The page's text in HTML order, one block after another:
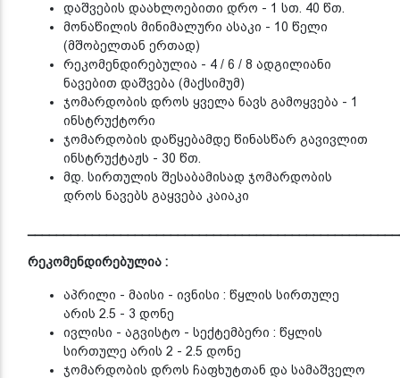
დაშვების დაახლოებითი დრო - 1 სთ. 40 წთ.
მონაწილის მინიმალური ასაკი - 10 წელი
(მშობელთან ერთად)
რეკომენდირებულია - 4 / 6 / 8 ადგილიანი
ნავებით დაშვება (მაქსიმუმ)
ჯომარდობის დროს ყველა ნავს გამოყვება - 1
ინსტრუქტორი
ჯომარდობის დაწყებამდე წინასწარ გავივლით
ინსტრუქტაჟს - 30 წთ.
მდ. სირთულის შესაბამისად ჯომარდობის
დროს ნავებს გაყვება კაიაკი
რეკომენდირებულია :
აპრილი - მაისი - ივნისი : წყლის სირთულე
არის 2.5 - 3 დონე
ივლისი - აგვისტო - სექტემბერი : წყლის
სირთულე არის 2 - 2.5 დონე
ჯომარდობის დროს ჩაფხუტთან და სამაშველო